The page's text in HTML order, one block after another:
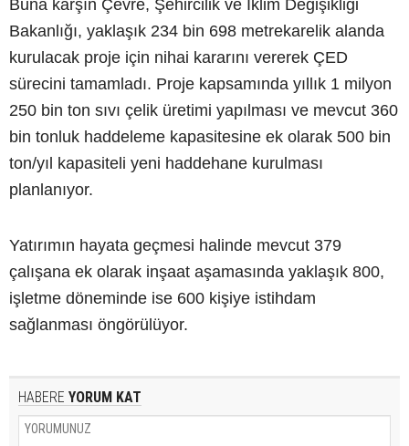
Buna karşın Çevre, Şehircilik ve İklim Değişikliği
Bakanlığı, yaklaşık 234 bin 698 metrekarelik alanda
kurulacak proje için nihai kararını vererek ÇED
sürecini tamamladı. Proje kapsamında yıllık 1 milyon
250 bin ton sıvı çelik üretimi yapılması ve mevcut 360
bin tonluk haddeleme kapasitesine ek olarak 500 bin
ton/yıl kapasiteli yeni haddehane kurulması
planlanıyor.
Yatırımın hayata geçmesi halinde mevcut 379
çalışana ek olarak inşaat aşamasında yaklaşık 800,
işletme döneminde ise 600 kişiye istihdam
sağlanması öngörülüyor.
HABERE YORUM KAT